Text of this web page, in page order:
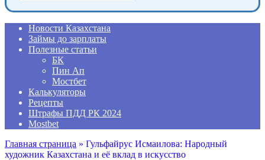
Новости Казахстана
Займы до зарплаты
Полезные статьи
БК
Пин Ап
Мостбет
Калькуляторы
Рецепты
Штрафы ПДД РК 2024
Mostbet
Главная страница » Гульфайрус Исмаилова: Народный
художник Казахстана и её вклад в искусство